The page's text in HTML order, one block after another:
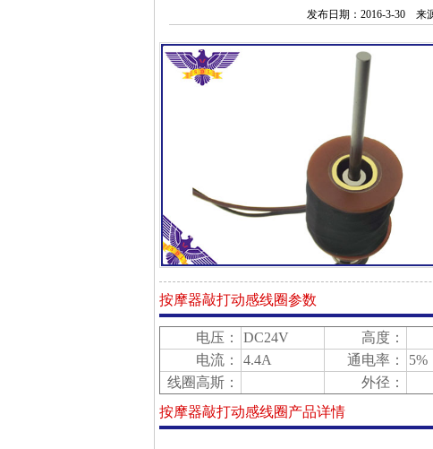
发布日期：2016-3-30 来
按摩器敲打动感线圈参数
电压： DC24V 高度：
电流：
4.4A 通电率： 5%
线圈高斯：
外径：
按摩器敲打动感线圈产品详情